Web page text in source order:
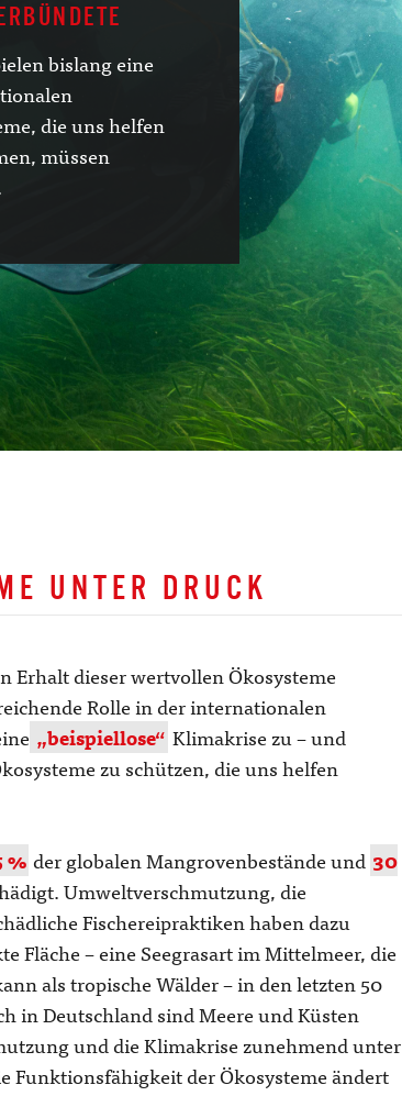
bislang eine
die uns helfen
müssen
UNTER DRUCK
Erhalt dieser wertvollen Ökosysteme
Rolle in der internationalen
„beispiellose“ Klimakrise zu – und
zu schützen, die uns helfen
% der globalen Mangrovenbestände und 30
Umweltverschmutzung, die
Fischereipraktiken haben dazu
Fläche – eine Seegrasart im Mittelmeer, die
als tropische Wälder – in den letzten 50
in Deutschland sind Meere und Küsten
und die Klimakrise zunehmend unter
Funktionsfähigkeit der Ökosysteme ändert